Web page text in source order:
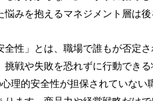
みを抱えるマネジメント層は後
性」とは、職場で誰もが否定さ
戦や失敗を恐れずに行動できる
理的安全性が担保されていない